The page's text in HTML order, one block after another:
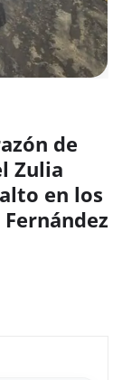
de
Zulia
en los